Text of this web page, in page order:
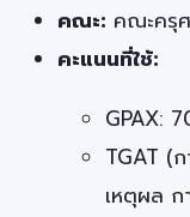
คณะ: คณะครุ
คะแนนที่ใช้:
GPAX:
TGAT (
เหตุผล